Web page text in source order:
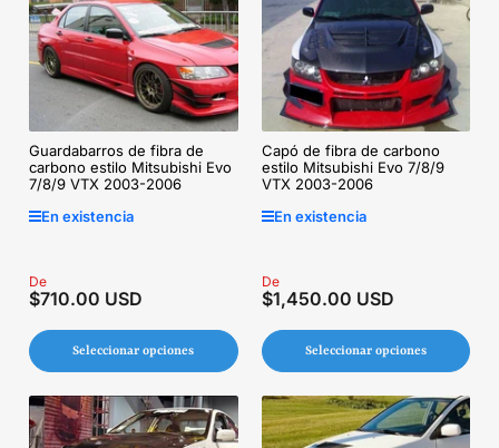
Guardabarros de fibra de
carbono estilo Mitsubishi Evo
7/8/9 VTX 2003-2006
En existencia
Precio
regular
De
$710.00 USD
Seleccionar opciones
Capó de fibra de carbono
estilo Mitsubishi Evo 7/8/9
VTX 2003-2006
En existencia
Precio
regular
De
$1,450.00 USD
Seleccionar opciones